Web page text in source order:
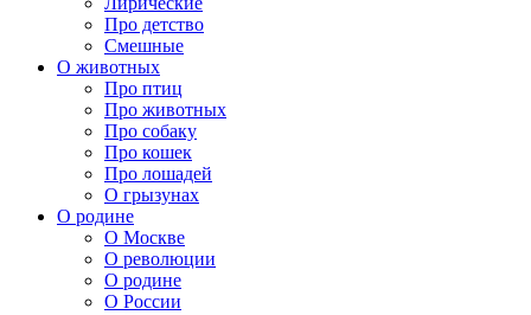
Про детство
Смешные
О животных
Про птиц
Про животных
Про собаку
Про кошек
Про лошадей
О грызунах
О родине
О Москве
О революции
О родине
О России